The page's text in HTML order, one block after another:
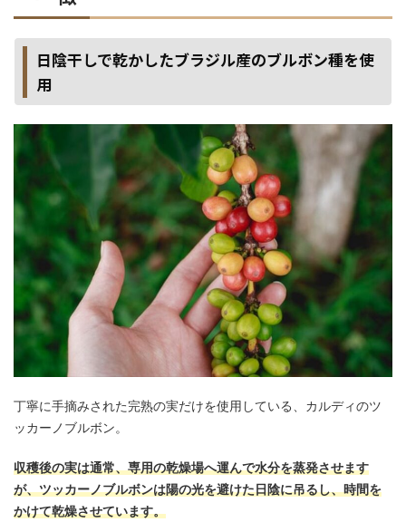
日陰干しで乾かしたブラジル産のブルボン種を使
用
丁寧に手摘みされた完熟の実だけを使用している、カルディのツ
ッカーノブルボン。
収穫後の実は通常、専用の乾燥場へ運んで水分を蒸発させます
が、ツッカーノブルボンは陽の光を避けた日陰に吊るし、時間を
かけて乾燥させています。